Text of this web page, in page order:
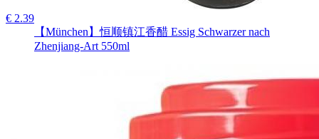
€ 2.39
【München】恒顺镇江香醋 Essig Schwarzer nach
Zhenjiang-Art 550ml